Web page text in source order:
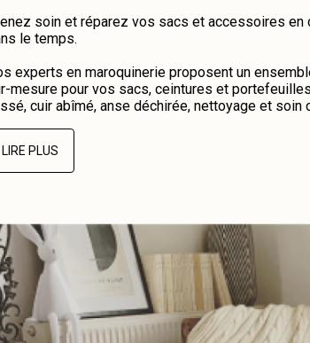
soin et réparez vos sacs et accessoires en
le temps.
experts en maroquinerie proposent un
mesure pour vos sacs, ceintures et
cuir abîmé, anse déchirée, nettoyage et soin
LIRE PLUS